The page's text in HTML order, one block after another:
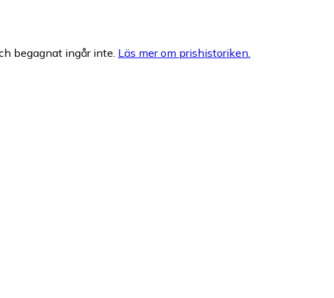
begagnat ingår inte. Läs mer om prishistoriken.